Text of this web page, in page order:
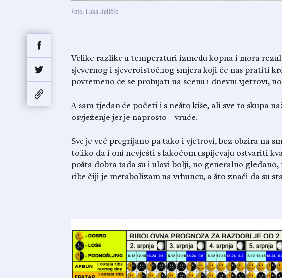
Foto: Luka Jeličić
Velike razlike u temperaturi između kopna i mora
sjevernog i sjeveroistočnog smjera koji će nas pratiti
povremeno će se probijati na scenu i dnevni vjetrovi,
A sam tjedan će početi i s nešto kiše, ali sve to skupa
osvježenje jer je naprosto – vruće.
Sve je već pregrijano pa tako i vjetrovi, bez obzira na
toliko da i oni nevješti s lakoćom uspijevaju ostvariti
pošta dobra tada su i ulovi bolji, no generalno
ribe čiji je metabolizam na vrhuncu, a što znači da su